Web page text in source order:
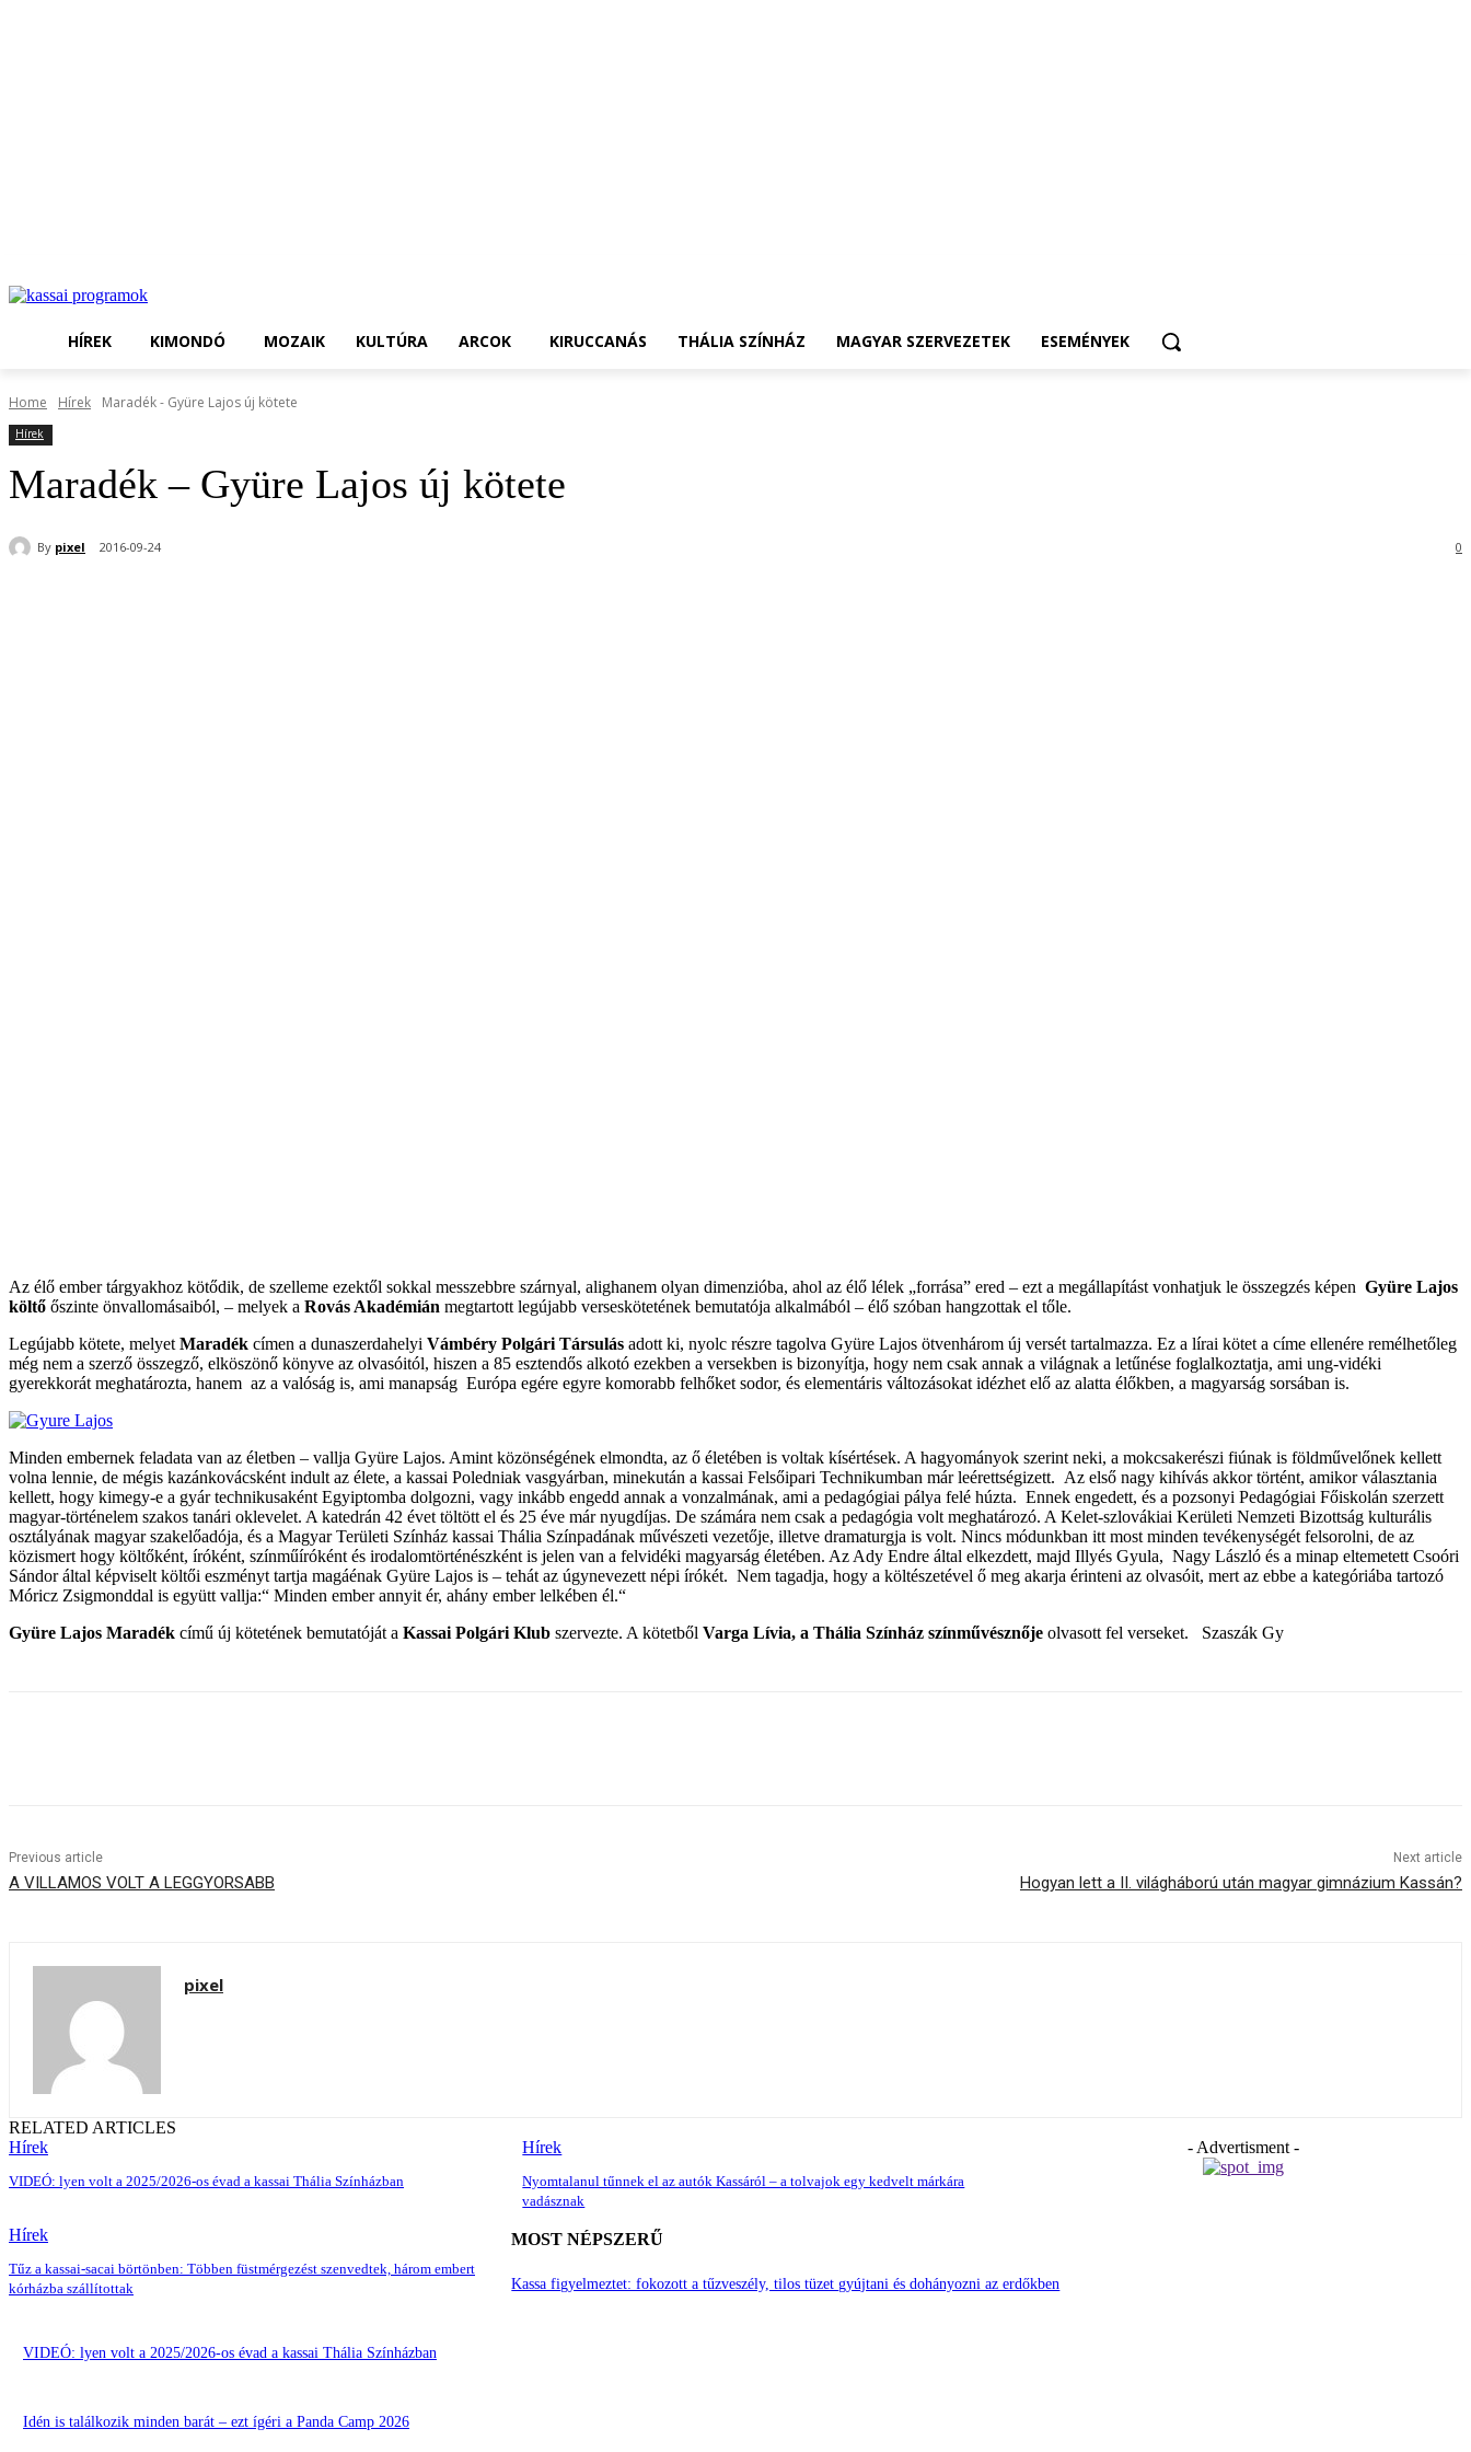
HÍREK KIMONDÓ MOZAIK KULTÚRA ARCOK KIRUCCANÁS THÁLIA SZÍNHÁZ MAGYAR SZERVEZETEK ESEMÉNYEK
Home Hírek Maradék - Gyüre Lajos új kötete
Hírek
Maradék – Gyüre Lajos új kötete
By pixel 2016-09-24 0
Az élő ember tárgyakhoz kötődik, de szelleme ezektől sokkal messzebbre szárnyal, alighanem olyan dimenzióba, ahol az élő lélek „forrása” ered – ezt a megállapítást vonhatjuk le összegzés képen Gyüre Lajos
költő őszinte önvallomásaiból, – melyek a Rovás Akadémián megtartott legújabb verseskötetének bemutatója alkalmából – élő szóban hangzottak el tőle.
Legújabb kötete, melyet Maradék címen a dunaszerdahelyi Vámbéry Polgári Társulás adott ki, nyolc részre tagolva Gyüre Lajos ötvenhárom új versét tartalmazza. Ez a lírai kötet a címe ellenére remélhetőleg
még nem a szerző összegző, elköszönő könyve az olvasóitól, hiszen a 85 esztendős alkotó ezekben a versekben is bizonyítja, hogy nem csak annak a világnak a letűnése foglalkoztatja, ami ung-vidéki
gyerekkorát meghatározta, hanem az a valóság is, ami manapság Európa egére egyre komorabb felhőket sodor, és elementáris változásokat idézhet elő az alatta élőkben, a magyarság sorsában is.
Minden embernek feladata van az életben – vallja Gyüre Lajos. Amint közönségének elmondta, az ő életében is voltak kísértések. A hagyományok szerint neki, a mokcsakerészi fiúnak is földművelőnek kellett
volna lennie, de mégis kazánkovácsként indult az élete, a kassai Poledniak vasgyárban, minekután a kassai Felsőipari Technikumban már leérettségizett. Az első nagy kihívás akkor történt, amikor választania
kellett, hogy kimegy-e a gyár technikusaként Egyiptomba dolgozni, vagy inkább engedd annak a vonzalmának, ami a pedagógiai pálya felé húzta. Ennek engedett, és a pozsonyi Pedagógiai Főiskolán szerzett
magyar-történelem szakos tanári oklevelet. A katedrán 42 évet töltött el és 25 éve már nyugdíjas. De számára nem csak a pedagógia volt meghatározó. A Kelet-szlovákiai Kerületi Nemzeti Bizottság kulturális
osztályának magyar szakelőadója, és a Magyar Területi Színház kassai Thália Színpadának művészeti vezetője, illetve dramaturgja is volt. Nincs módunkban itt most minden tevékenységét felsorolni, de az
közismert hogy költőként, íróként, színműíróként és irodalomtörténészként is jelen van a felvidéki magyarság életében. Az Ady Endre által elkezdett, majd Illyés Gyula, Nagy László és a minap eltemetett Csoóri
Sándor által képviselt költői eszményt tartja magáénak Gyüre Lajos is – tehát az úgynevezett népi írókét. Nem tagadja, hogy a költészetével ő meg akarja érinteni az olvasóit, mert az ebbe a kategóriába tartozó
Móricz Zsigmonddal is együtt vallja:“ Minden ember annyit ér, ahány ember lelkében él.“
Gyüre Lajos Maradék című új kötetének bemutatóját a Kassai Polgári Klub szervezte. A kötetből Varga Lívia, a Thália Színház színművésznője olvasott fel verseket. Szaszák Gy
Previous article
A VILLAMOS VOLT A LEGGYORSABB
Next article
Hogyan lett a II. világháború után magyar gimnázium Kassán?
pixel
RELATED ARTICLES
Hírek
VIDEÓ: lyen volt a 2025/2026-os évad a kassai Thália Színházban
Hírek
Nyomtalanul tűnnek el az autók Kassáról – a tolvajok egy kedvelt márkára
vadásznak
Hírek
Tűz a kassai-sacai börtönben: Többen füstmérgezést szenvedtek, három embert
kórházba szállítottak
- Advertisment -
MOST NÉPSZERŰ
Kassa figyelmeztet: fokozott a tűzveszély, tilos tüzet gyújtani és dohányozni az erdőkben
VIDEÓ: lyen volt a 2025/2026-os évad a kassai Thália Színházban
Idén is találkozik minden barát – ezt ígéri a Panda Camp 2026